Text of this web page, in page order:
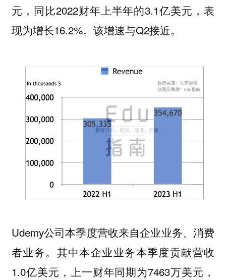
元，同比2022财年上半年的3.1亿美元，表
现为增长16.2%。该增速与Q2接近。
Udemy公司本季度营收来自企业业务、消费
者业务。其中本企业业务本季度贡献营收
1.0亿美元，上一财年同期为7463万美元，